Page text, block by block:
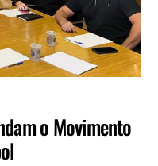
o Movimento